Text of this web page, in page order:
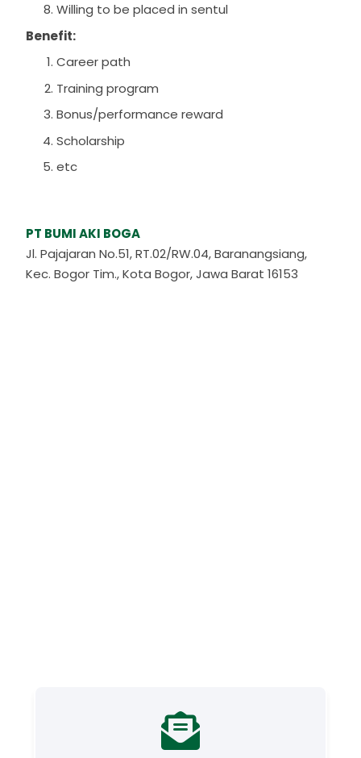
Willing to be placed in sentul
Benefit:
Career path
Training program
Bonus/performance reward
Scholarship
etc
PT BUMI AKI BOGA
Jl. Pajajaran No.51, RT.02/RW.04, Baranangsiang,
Kec. Bogor Tim., Kota Bogor, Jawa Barat 16153